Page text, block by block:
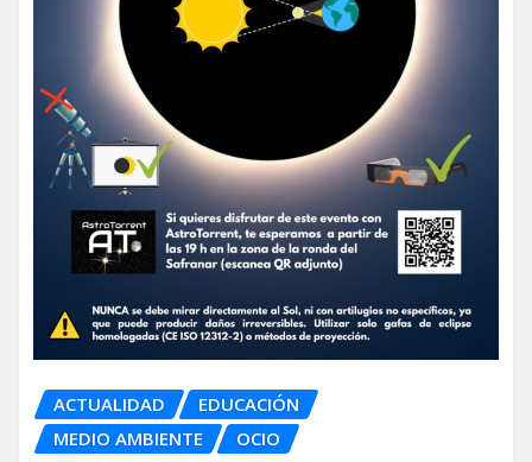
ACTUALIDAD
EDUCACIÓN
MEDIO AMBIENTE
OCIO